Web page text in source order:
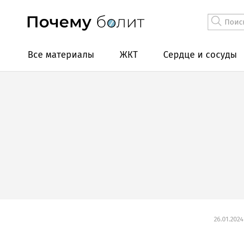
Все материалы ЖКТ Сердце и сосуды
26.01.2024